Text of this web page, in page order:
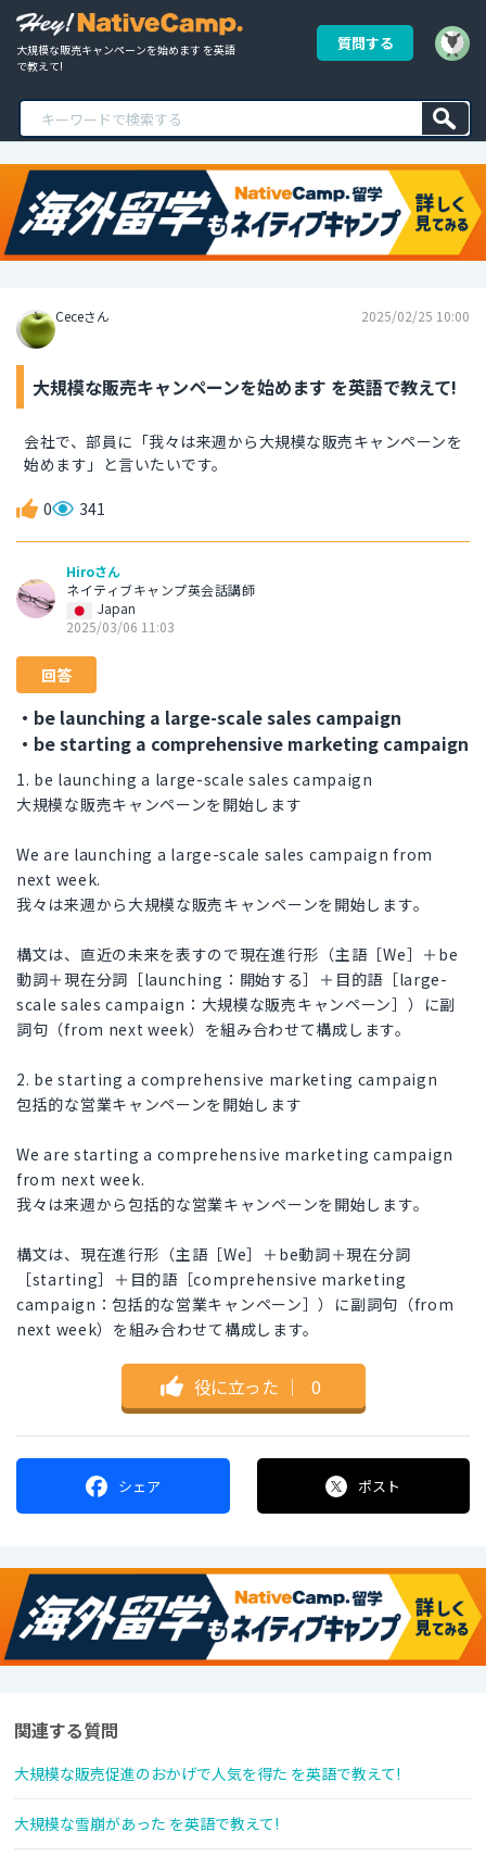
大規模な販売キャンペーンを始めます を英語
で教えて!
質問する
Ceceさん 2025/02/25 10:00
大規模な販売キャンペーンを始めます を英語で教えて!
会社で、部員に「我々は来週から大規模な販売キャンペーンを
始めます」と言いたいです。
0 341
Hiroさん
ネイティブキャンプ英会話講師
Japan
2025/03/06 11:03
回答
・be launching a large-scale sales campaign
・be starting a comprehensive marketing campaign
1. be launching a large-scale sales campaign
大規模な販売キャンペーンを開始します
We are launching a large-scale sales campaign from
next week.
我々は来週から大規模な販売キャンペーンを開始します。
構文は、直近の未来を表すので現在進行形（主語［We］＋be
動詞＋現在分詞［launching：開始する］＋目的語［large-
scale sales campaign：大規模な販売キャンペーン］）に副
詞句（from next week）を組み合わせて構成します。
2. be starting a comprehensive marketing campaign
包括的な営業キャンペーンを開始します
We are starting a comprehensive marketing campaign
from next week.
我々は来週から包括的な営業キャンペーンを開始します。
構文は、現在進行形（主語［We］＋be動詞＋現在分詞
［starting］＋目的語［comprehensive marketing
campaign：包括的な営業キャンペーン］）に副詞句（from
next week）を組み合わせて構成します。
役に立った ｜ 0
シェア ポスト
関連する質問
大規模な販売促進のおかげで人気を得た を英語で教えて!
大規模な雪崩があった を英語で教えて!